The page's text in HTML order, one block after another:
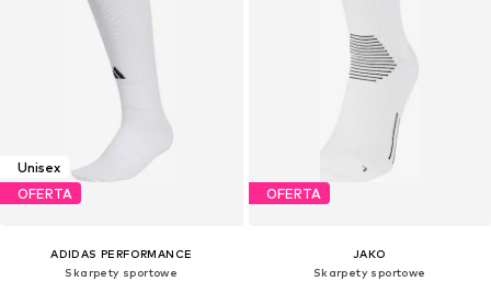
Unisex
OFERTA
ADIDAS PERFORMANCE
Skarpety sportowe
OFERTA
JAKO
Skarpety sportowe